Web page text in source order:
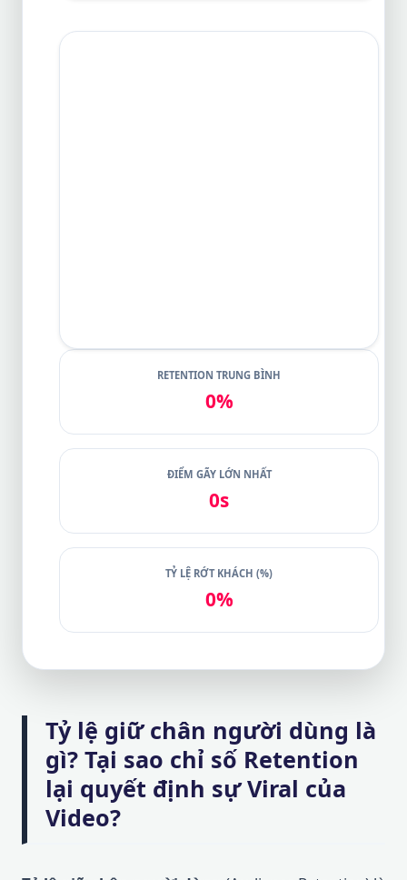
RETENTION TRUNG BÌNH
0%
ĐIỂM GÃY LỚN NHẤT
0s
TỶ LỆ RỚT KHÁCH (%)
0%
Tỷ lệ giữ chân người dùng là
gì? Tại sao chỉ số Retention
lại quyết định sự Viral của
Video?